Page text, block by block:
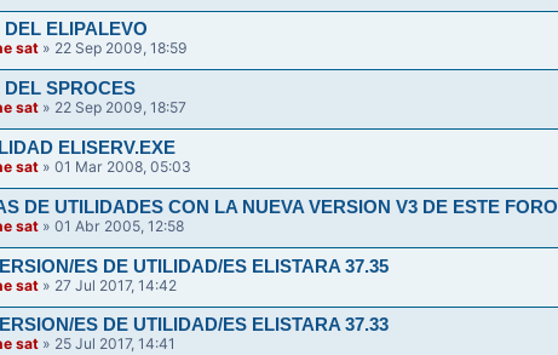
DEL ELIPALEVO
sat » 22 Sep 2009, 18:59
DEL SPROCES
sat » 22 Sep 2009, 18:57
ELISERV.EXE
sat » 01 Mar 2008, 05:03
DE UTILIDADES CON LA NUEVA VERSION V3 DE ESTE FORO
sat » 01 Abr 2005, 12:58
ES DE UTILIDAD/ES ELISTARA 37.35
sat » 27 Jul 2017, 14:42
ES DE UTILIDAD/ES ELISTARA 37.33
sat » 25 Jul 2017, 14:41